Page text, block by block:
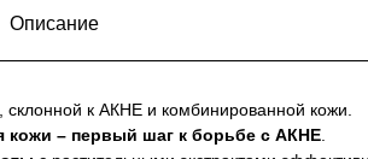
Описание
к АКНЕ и комбинированной кожи.
кожи – первый шаг к борьбе с АКНЕ